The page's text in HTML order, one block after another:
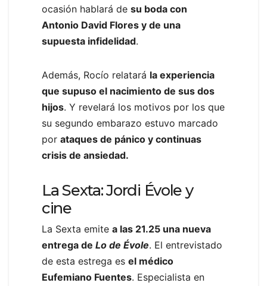
ocasión hablará de su boda con
Antonio David Flores y de una
supuesta infidelidad.
Además, Rocío relatará la experiencia
que supuso el nacimiento de sus dos
hijos. Y revelará los motivos por los que
su segundo embarazo estuvo marcado
por ataques de pánico y continuas
crisis de ansiedad.
La Sexta: Jordi Évole y
cine
La Sexta emite a las 21.25 una nueva
entrega de Lo de Évole. El entrevistado
de esta estrega es el médico
Eufemiano Fuentes. Especialista en